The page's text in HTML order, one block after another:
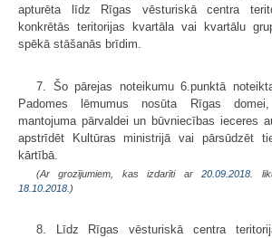
apturēta līdz Rīgas vēsturiskā centra
konkrētās teritorijas kvartāla vai kvartālu
spēkā stāšanās brīdim.
7. Šo pārejas noteikumu 6.punktā
Padomes lēmumus nosūta Rīgas
mantojuma pārvaldei un būvniecības ieceres
apstrīdēt Kultūras ministrijā vai pārsūdzēt
kārtībā.
(Ar grozījumiem, kas izdarīti ar20.09.2018 .
18.10.2018. )
8. Līdz Rīgas vēsturiskā centra